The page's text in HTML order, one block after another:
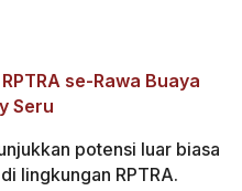
se-Rawa Buaya
Seru
potensi luar biasa
lingkungan RPTRA.